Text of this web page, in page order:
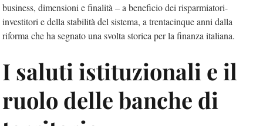
business, dimensioni e finalità – a beneficio dei risparmiatori-
investitori e della stabilità del sistema, a trentacinque anni dalla
riforma che ha segnato una svolta storica per la finanza italiana.
I saluti istituzionali e il
ruolo delle banche di